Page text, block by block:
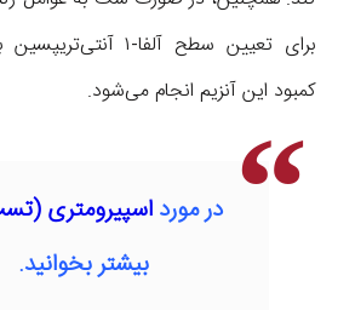
برای تعیین سطح آلفا-
کمبود این آنزیم انجام می‌شود.
در مورداسپیرومتری
بیشتر بخوانید.